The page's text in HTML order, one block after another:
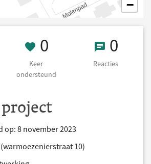
−
380 Keer
0
Keer
ondersteund
0 0
Reacties
op: 8 november 2023
10)